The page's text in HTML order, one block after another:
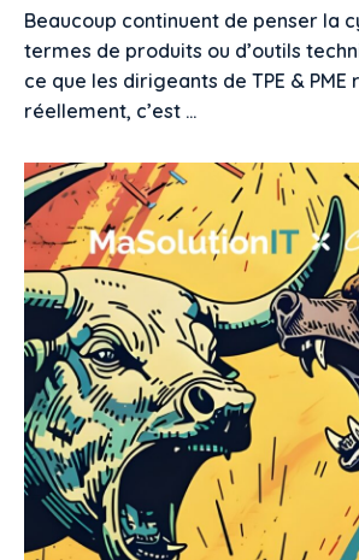
Beaucoup continuent de penser la
termes de produits ou d’outils
ce que les dirigeants de TPE &
réellement, c’est …